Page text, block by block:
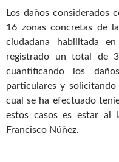
Los daños considerados
16 zonas concretas de
ciudadana habilitada
registrado un total de
cuantificando los
particulares y solicitando
cual se ha efectuado
estos casos es estar al
Francisco Núñez.